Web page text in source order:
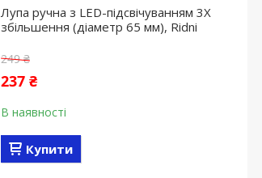
Лупа ручна з LED-підсвічуванням 3X
збільшення (діаметр 65 мм), Ridni
249 ₴
237 ₴
В наявності
Купити